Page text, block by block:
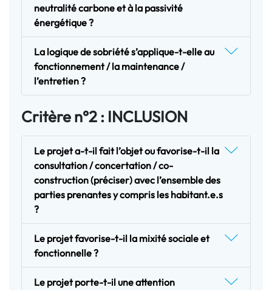
neutralité carbone et à la passivité
énergétique ?
La logique de sobriété s’applique-t-elle au
fonctionnement / la maintenance /
l’entretien ?
Critère n°2 : INCLUSION
Le projet a-t-il fait l’objet ou favorise-t-il la
consultation / concertation / co-
construction (préciser) avec l’ensemble des
parties prenantes y compris les habitant.e.s
?
Le projet favorise-t-il la mixité sociale et
fonctionnelle ?
Le projet porte-t-il une attention